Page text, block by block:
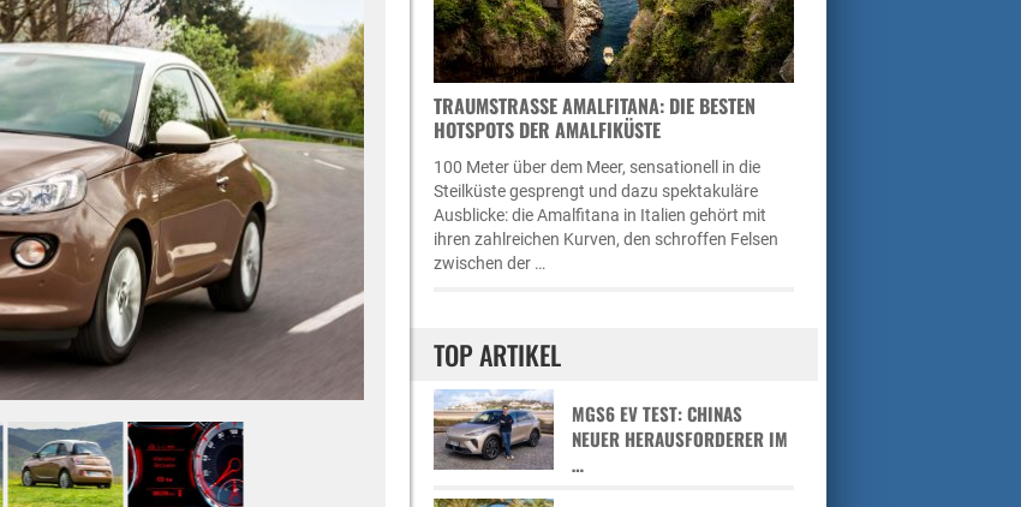
TRAUMSTRASSE AMALFITANA: DIE BESTEN H
OTSPOTS DER AMALFIKÜSTE
100 Meter über dem Meer, sensationell in die
Steilküste gesprengt und dazu spektakuläre
Ausblicke: die Amalfitana in Italien gehört mit
ihren zahlreichen Kurven, den schroffen Felsen
zwischen der …
TOP ARTIKEL
MGS6 EV TEST: CHINAS
NEUER HERAUSFORDERER IM
…